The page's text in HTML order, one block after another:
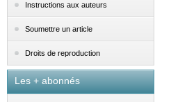
Instructions aux auteurs
Soumettre un article
Droits de reproduction
Les + abonnés